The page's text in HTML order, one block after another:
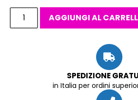
AGGIUNGI AL
SPEDIZIONE
in Italia per ordini